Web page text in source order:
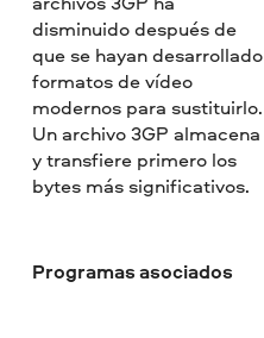
disminuido después de
que se hayan desarrollado
formatos de vídeo
modernos para sustituirlo.
Un archivo 3GP almacena
y transfiere primero los
bytes más significativos.
Programas asociados